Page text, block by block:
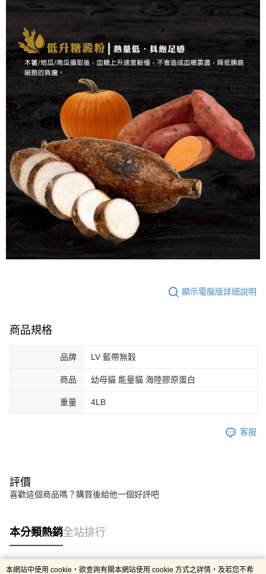
顯示電腦版詳細說明
商品規格
品牌 LV 藍帶無穀
商品 幼母貓 能量貓 海陸膠原蛋白
重量 4LB
客服
評價
喜歡這個商品嗎？購買後給他一個好評吧
本分類熱銷全站排行
本網站中使用 cookie，欲查詢有關本網站使用 cookie 方式之詳情，及若您不希